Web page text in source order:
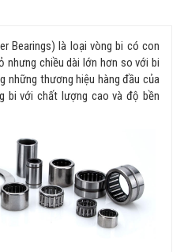
Bearings) là loại vòng bi có con
nhưng chiều dài lớn hơn so với bi
những thương hiệu hàng đầu của
bi với chất lượng cao và độ bền